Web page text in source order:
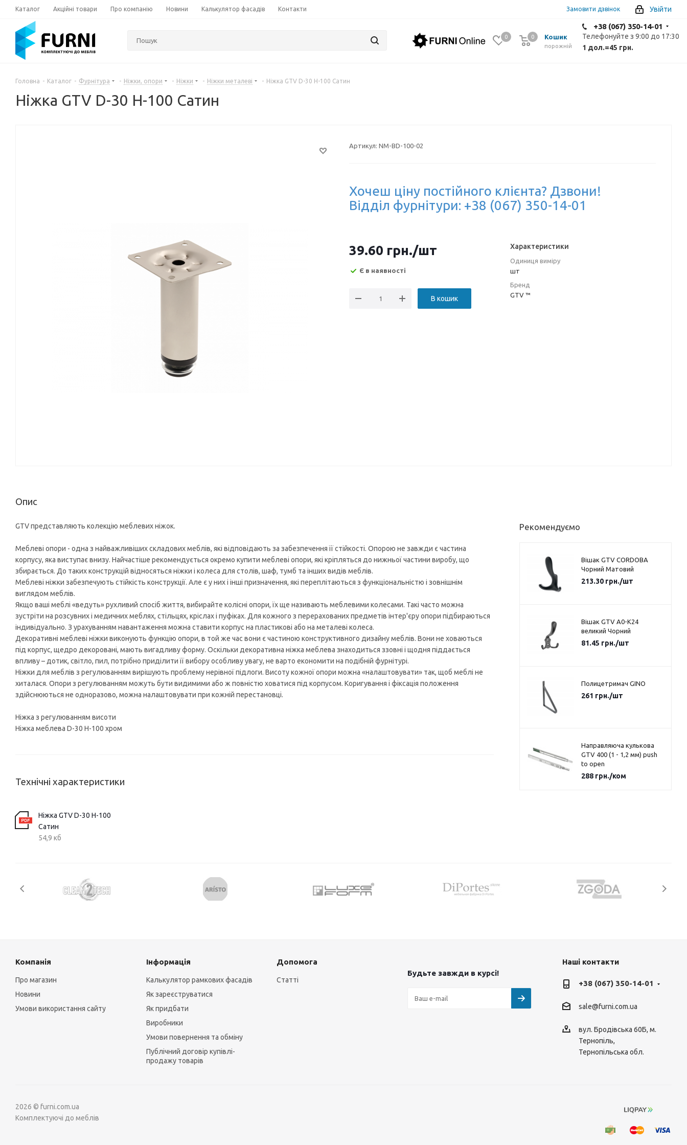
Каталог Акційні товари Про компанію Новини Калькулятор фасадів Контакти Увійти
Замовити дзвінок
+38 (067) 350-14-01
Телефонуйте з 9:00 до 17:30
1 дол.=45 грн.
0 Кошик
0
порожній
0
Головна - Каталог - Фурнітура - Ніжки, опори - Ніжки - Ніжки металеві - Ніжка GTV D-30 H-100 Сатин
Ніжка GTV D-30 H-100 Сатин
Артикул: NM-BD-100-02
Хочеш ціну постійного клієнта? Дзвони!
Відділ фурнітури: +38 (067) 350-14-01
39.60 грн./шт
Є в наявності
В кошик
Характеристики
Одиниця виміру
шт
Бренд
GTV ™
Опис
GTV представляють колекцію меблевих ніжок.
Меблеві опори - одна з найважливіших складових меблів, які відповідають за забезпечення її стійкості. Опорою не завжди є частина
корпусу, яка виступає внизу. Найчастіше рекомендується окремо купити меблеві опори, які кріпляться до нижньої частини виробу, що
збирається. До таких конструкцій відносяться ніжки і колеса для столів, шаф, тумб та інших видів меблів.
Меблеві ніжки забезпечують стійкість конструкції. Але є у них і інші призначення, які переплітаються з функціональністю і зовнішнім
виглядом меблів.
Якщо ваші меблі «ведуть» рухливий спосіб життя, вибирайте колісні опори, їх ще називають меблевими колесами. Такі часто можна
зустріти на розсувних і медичних меблях, стільцях, кріслах і пуфіках. Для кожного з перерахованих предметів інтер'єру опори підбираються
індивідуально. З урахуванням навантаження можна ставити корпус на пластикові або на металеві колеса.
Декоративні меблеві ніжки виконують функцію опори, в той же час вони є частиною конструктивного дизайну меблів. Вони не ховаються
під корпус, щедро декоровані, мають вигадливу форму. Оскільки декоративна ніжка меблева знаходиться ззовні і щодня піддається
впливу – дотик, світло, пил, потрібно приділити її вибору особливу увагу, не варто економити на подібній фурнітурі.
Ніжки для меблів з регулюванням вирішують проблему нерівної підлоги. Висоту кожної опори можна «налаштовувати» так, щоб меблі не
хиталася. Опори з регулюванням можуть бути видимими або ж повністю ховатися під корпусом. Коригування і фіксація положення
здійснюються не одноразово, можна налаштовувати при кожній перестановці.
Ніжка з регулюванням висоти
Ніжка меблева D-30 H-100 хром
Технічні характеристики
Ніжка GTV D-30 H-100
Сатин
54,9 кб
Рекомендуємо
Вішак GTV CORDOBA
Чорний Матовий
213.30грн./шт
Вішак GTV A0-K24
великий Чорний
81.45 грн./шт
Полицетримач GINO
261 грн./шт
Направляюча кулькова
GTV 400 (1 - 1,2 мм) push
to open
288грн./ком
Компанія
Про магазин
Новини
Умови використання сайту
Інформація
Калькулятор рамкових фасадів
Як зареєструватися
Як придбати
Виробники
Умови повернення та обміну
Публічний договір купівлі-
продажу товарів
Допомога
Статті
Будьте завжди в курсі!
Наші контакти
+38 (067) 350-14-01
sale@furni.com.ua
вул. Бродівська 60Б, м.
Тернопіль,
Тернопільська обл.
2026 © furni.com.ua
Комплектуючі до меблів